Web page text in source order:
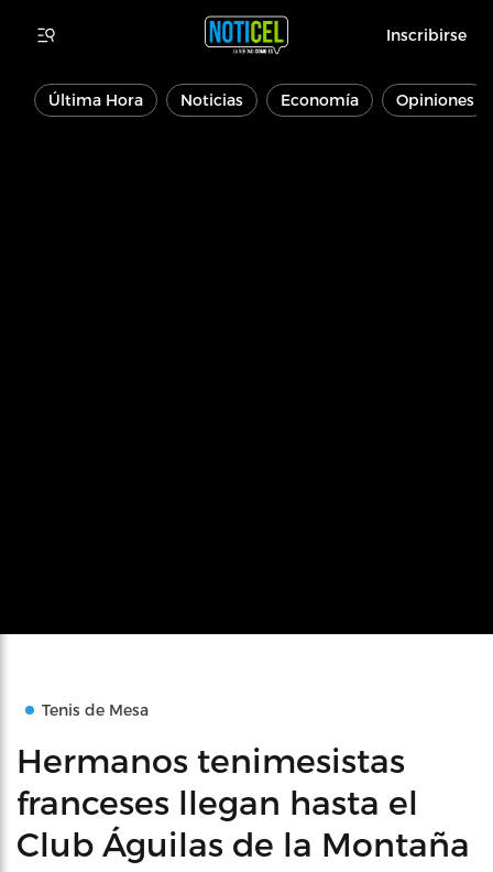
Inscribirse
Última Hora Noticias Economía Opiniones
Tenis de Mesa
Hermanos tenimesistas
franceses llegan hasta el
Club Águilas de la Montaña